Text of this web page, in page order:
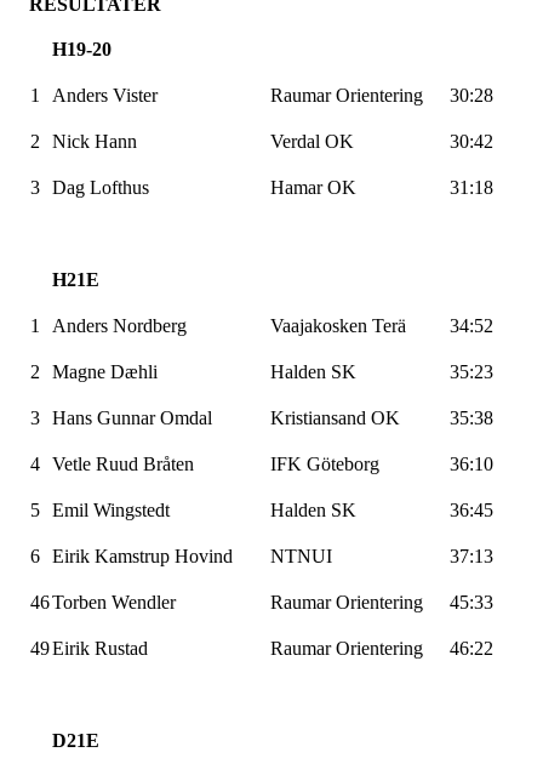
RESULTATER
H19-20
1 Anders Vister RaumarOrientering 30:28
2 Nick Hann Verdal OK 30:42
3 Dag Lofthus Hamar OK 31:18
H21E
1 Anders Nordberg Vaajakosken Terä 34:52
2 Magne Dæhli Halden SK 35:23
3 Hans Gunnar Omdal Kristiansand OK 35:38
4 Vetle Ruud Bråten IFK Göteborg 36:10
5 Emil Wingstedt Halden SK 36:45
6 Eirik Kamstrup Hovind NTNUI 37:13
46Torben Wendler RaumarOrientering 45:33
49Eirik Rustad RaumarOrientering 46:22
D21E